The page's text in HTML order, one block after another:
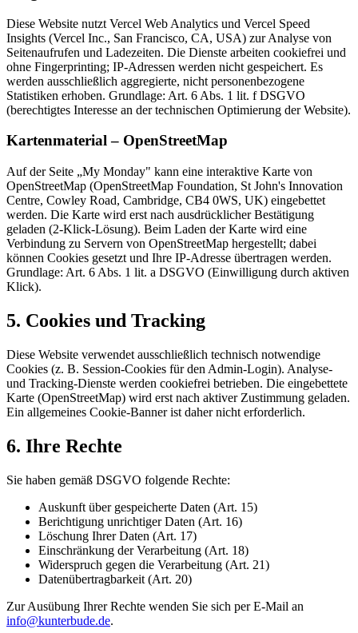
Diese Website nutzt Vercel Web Analytics und Vercel Speed
Insights (Vercel Inc., San Francisco, CA, USA) zur Analyse von
Seitenaufrufen und Ladezeiten. Die Dienste arbeiten cookiefrei und
ohne Fingerprinting; IP-Adressen werden nicht gespeichert. Es
werden ausschließlich aggregierte, nicht personenbezogene
Statistiken erhoben. Grundlage: Art. 6 Abs. 1 lit. f DSGVO
(berechtigtes Interesse an der technischen Optimierung der Website).
Kartenmaterial – OpenStreetMap
Auf der Seite „My Monday" kann eine interaktive Karte von
OpenStreetMap (OpenStreetMap Foundation, St John's Innovation
Centre, Cowley Road, Cambridge, CB4 0WS, UK) eingebettet
werden. Die Karte wird erst nach ausdrücklicher Bestätigung
geladen (2-Klick-Lösung). Beim Laden der Karte wird eine
Verbindung zu Servern von OpenStreetMap hergestellt; dabei
können Cookies gesetzt und Ihre IP-Adresse übertragen werden.
Grundlage: Art. 6 Abs. 1 lit. a DSGVO (Einwilligung durch aktiven
Klick).
5. Cookies und Tracking
Diese Website verwendet ausschließlich technisch notwendige
Cookies (z. B. Session-Cookies für den Admin-Login). Analyse-
und Tracking-Dienste werden cookiefrei betrieben. Die eingebettete
Karte (OpenStreetMap) wird erst nach aktiver Zustimmung geladen.
Ein allgemeines Cookie-Banner ist daher nicht erforderlich.
6. Ihre Rechte
Sie haben gemäß DSGVO folgende Rechte:
Auskunft über gespeicherte Daten (Art. 15)
Berichtigung unrichtiger Daten (Art. 16)
Löschung Ihrer Daten (Art. 17)
Einschränkung der Verarbeitung (Art. 18)
Widerspruch gegen die Verarbeitung (Art. 21)
Datenübertragbarkeit (Art. 20)
Zur Ausübung Ihrer Rechte wenden Sie sich per E-Mail an
info@kunterbude.de.